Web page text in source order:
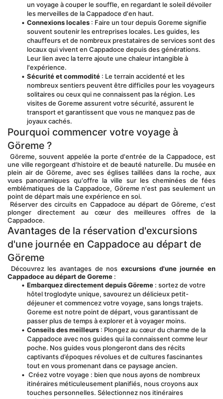
un voyage à couper le souffle, en regardant le soleil dévoiler
les merveilles de la Cappadoce d'en haut.
Connexions locales : Faire un tour depuis Goreme signifie
souvent soutenir les entreprises locales. Les guides, les
chauffeurs et de nombreux prestataires de services sont des
locaux qui vivent en Cappadoce depuis des générations.
Leur lien avec la terre ajoute une chaleur intangible à
l'expérience.
Sécurité et commodité : Le terrain accidenté et les
nombreux sentiers peuvent être difficiles pour les voyageurs
solitaires ou ceux qui ne connaissent pas la région. Les
visites de Goreme assurent votre sécurité, assurent le
transport et garantissent que vous ne manquez pas de
joyaux cachés.
Pourquoi commencer votre voyage à
Göreme ?
une ville regorgeant d'histoire et de beauté naturelle. Du musée en
plein air de Göreme, avec ses églises taillées dans la roche, aux
vues panoramiques qu'offre la ville sur les cheminées de fées
emblématiques de la Cappadoce, Göreme n'est pas seulement un
point de départ mais une expérience en soi.
plonger directement au cœur des meilleures offres de la
Cappadoce.
Avantages de la réservation d'excursions
d'une journée en Cappadoce au départ de
Göreme
Découvrez les avantages de nos excursions d'une journée en
Cappadoce au départ de Goreme :
Embarquez directement depuis Göreme : sortez de votre
hôtel troglodyte unique, savourez un délicieux petit-
déjeuner et commencez votre voyage, sans longs trajets.
Goreme est notre point de départ, vous garantissant de
passer plus de temps à explorer et à voyager moins.
Conseils des meilleurs : Plongez au cœur du charme de la
Cappadoce avec nos guides qui la connaissent comme leur
poche. Nos guides vous plongeront dans des récits
captivants d’époques révolues et de cultures fascinantes
tout en vous promenant dans ce paysage ancien.
Créez votre voyage : bien que nous ayons de nombreux
itinéraires méticuleusement planifiés, nous croyons aux
touches personnelles. Sélectionnez nos itinéraires